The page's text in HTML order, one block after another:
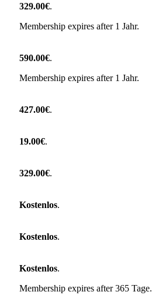
329.00€.
Membership expires after 1 Jahr.
590.00€.
Membership expires after 1 Jahr.
427.00€.
19.00€.
329.00€.
Kostenlos.
Kostenlos.
Kostenlos.
Membership expires after 365 Tage.